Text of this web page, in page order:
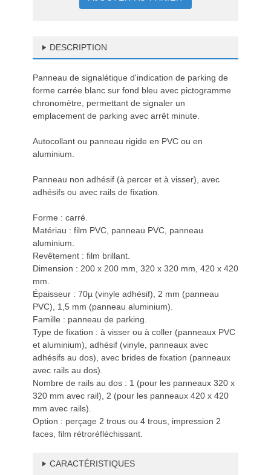
DESCRIPTION
Panneau de signalétique d'indication de parking de
forme carrée blanc sur fond bleu avec pictogramme
chronomètre, permettant de signaler un
emplacement de parking avec arrêt minute.
Autocollant ou panneau rigide en PVC ou en
aluminium.
Panneau non adhésif (à percer et à visser), avec
adhésifs ou avec rails de fixation.
Forme : carré.
Matériau : film PVC, panneau PVC, panneau
aluminium.
Revêtement : film brillant.
Dimension : 200 x 200 mm, 320 x 320 mm, 420 x 420
mm.
Épaisseur : 70µ (vinyle adhésif), 2 mm (panneau
PVC), 1,5 mm (panneau aluminium).
Famille : panneau de parking.
Type de fixation : à visser ou à coller (panneaux PVC
et aluminium), adhésif (vinyle, panneaux avec
adhésifs au dos), avec brides de fixation (panneaux
avec rails au dos).
Nombre de rails au dos : 1 (pour les panneaux 320 x
320 mm avec rail), 2 (pour les panneaux 420 x 420
mm avec rails).
Option : perçage 2 trous ou 4 trous, impression 2
faces, film rétroréfléchissant.
CARACTÉRISTIQUES